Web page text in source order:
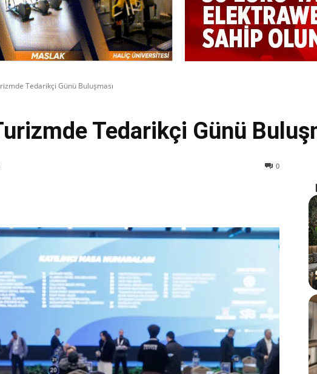
Tedarikçi Günü Buluşması
Tedarikçi Günü
0